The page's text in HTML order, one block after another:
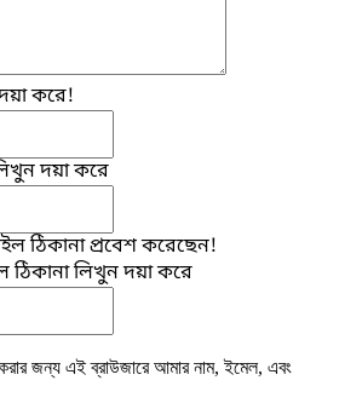
করে!
দয়া করে
ঠিকানা প্রবেশ করেছেন!
লিখুন দয়া করে
জন্য এই ব্রাউজারে আমার নাম, ইমেল, এবং